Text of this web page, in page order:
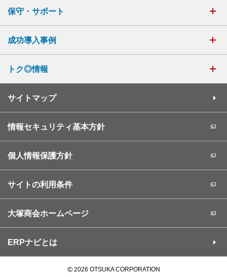
保守・サポート
成功導入事例
トク◎情報
サイトマップ
情報セキュリティ基本方針
個人情報保護方針
サイトの利用条件
大塚商会ホームページ
ERPナビとは
©2026 OTSUKA CORPORATION